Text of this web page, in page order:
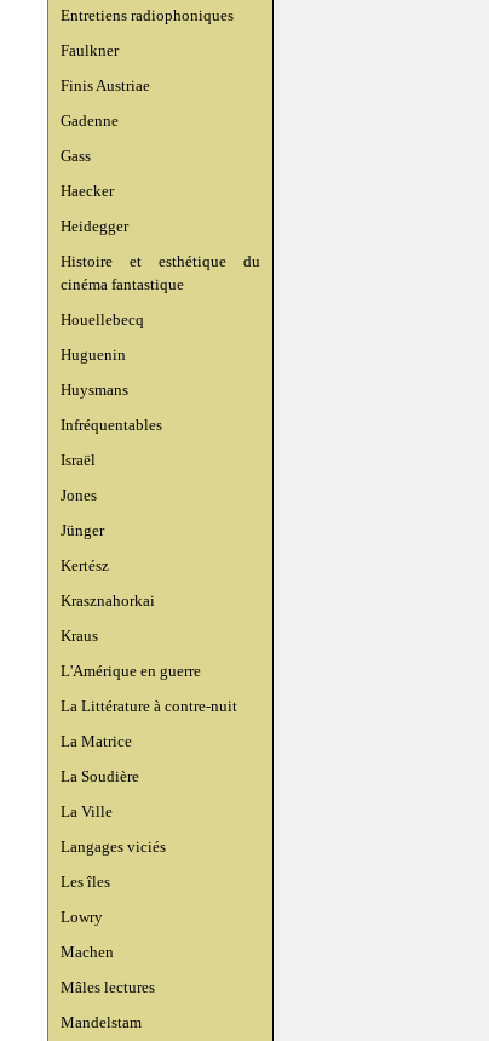
Entretiens radiophoniques
Faulkner
Finis Austriae
Gadenne
Gass
Haecker
Heidegger
Histoire et esthétique du
cinéma fantastique
Houellebecq
Huguenin
Huysmans
Infréquentables
Israël
Jones
Jünger
Kertész
Krasznahorkai
Kraus
L'Amérique en guerre
La Littérature à contre-nuit
La Matrice
La Soudière
La Ville
Langages viciés
Les îles
Lowry
Machen
Mâles lectures
Mandelstam